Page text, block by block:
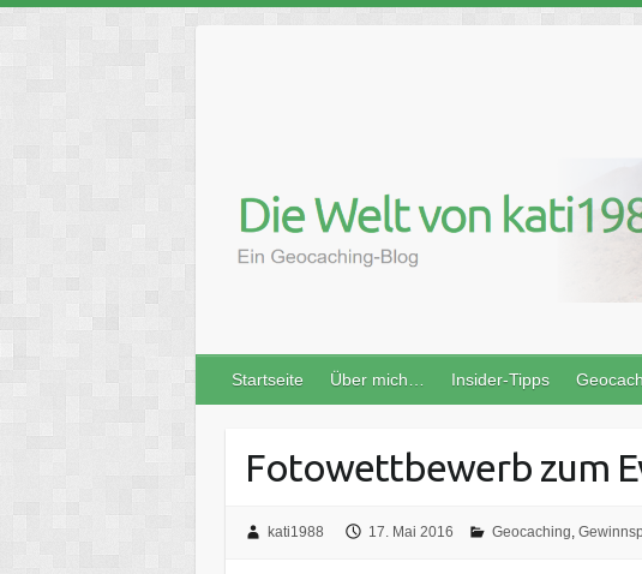
content
Startseite Über mich… Insider-Tipps
Fotowettbewerb zum
kati1988 17. Mai 2016 Geocaching,